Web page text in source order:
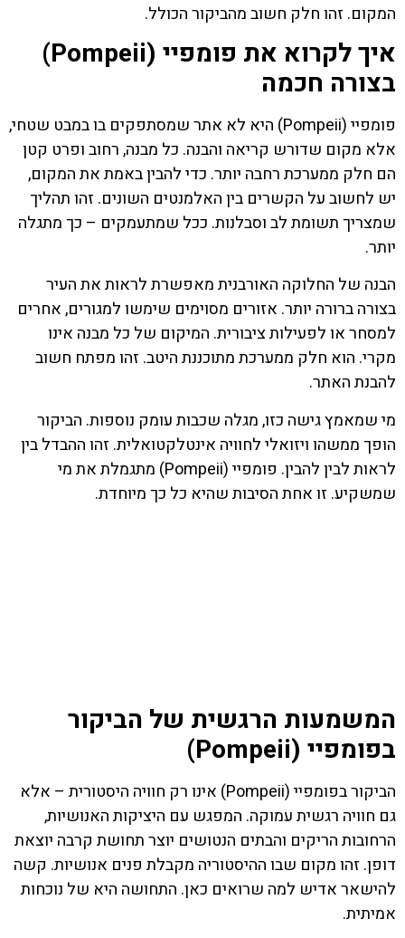
המקום. זהו חלק חשוב מהביקור הכולל.
איך לקרוא את פומפיי (Pompeii)
בצורה חכמה
פומפיי (Pompeii) היא לא אתר שמסתפקים בו במבט שטחי,
אלא מקום שדורש קריאה והבנה. כל מבנה, רחוב ופרט קטן
הם חלק ממערכת רחבה יותר. כדי להבין באמת את המקום,
יש לחשוב על הקשרים בין האלמנטים השונים. זהו תהליך
שמצריך תשומת לב וסבלנות. ככל שמתעמקים – כך מתגלה
יותר.
הבנה של החלוקה האורבנית מאפשרת לראות את העיר
בצורה ברורה יותר. אזורים מסוימים שימשו למגורים, אחרים
למסחר או לפעילות ציבורית. המיקום של כל מבנה אינו
מקרי. הוא חלק ממערכת מתוכננת היטב. זהו מפתח חשוב
להבנת האתר.
מי שמאמץ גישה כזו, מגלה שכבות עומק נוספות. הביקור
הופך ממשהו ויזואלי לחוויה אינטלקטואלית. זהו ההבדל בין
לראות לבין להבין. פומפיי (Pompeii) מתגמלת את מי
שמשקיע. זו אחת הסיבות שהיא כל כך מיוחדת.
המשמעות הרגשית של הביקור
בפומפיי (Pompeii)
הביקור בפומפיי (Pompeii) אינו רק חוויה היסטורית – אלא
גם חוויה רגשית עמוקה. המפגש עם היציקות האנושיות,
הרחובות הריקים והבתים הנטושים יוצר תחושת קרבה יוצאת
דופן. זהו מקום שבו ההיסטוריה מקבלת פנים אנושיות. קשה
להישאר אדיש למה שרואים כאן. התחושה היא של נוכחות
אמיתית.